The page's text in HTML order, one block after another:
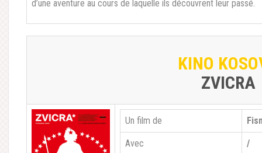
d’une aventure au cours de laquelle ils découvrent leur passé.
KINO
ZVICRA
Un film de
Avec /